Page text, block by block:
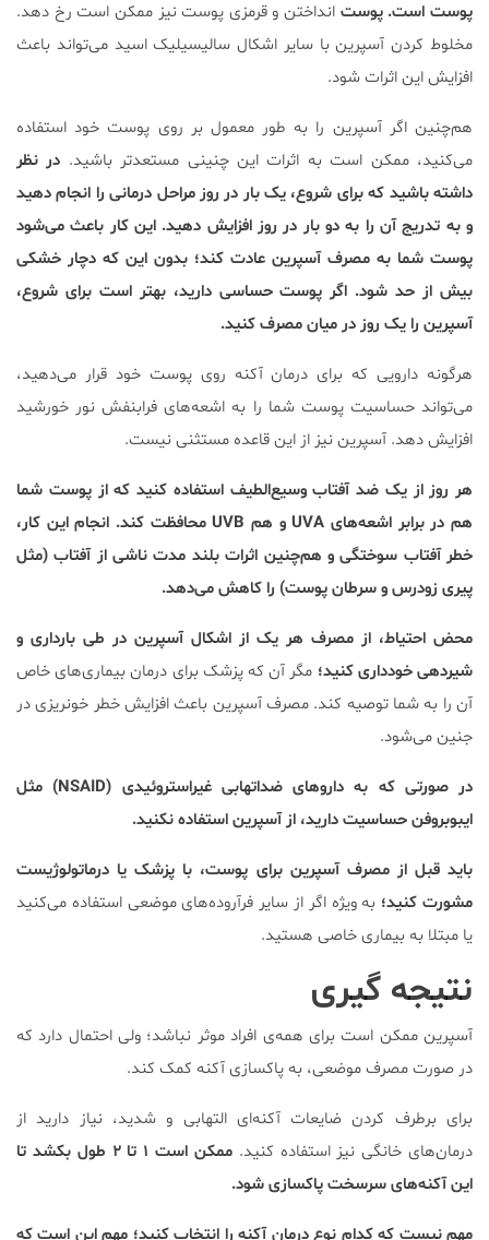
پوست است. پوست انداختن و قرمزی پوست نیز ممکن است رخ دهد.
مخلوط کردن آسپرین با سایر اشکال سالیسیلیک اسید می‌تواند باعث
افزایش این اثرات شود.
هم‌چنین اگر آسپرین را به طور معمول بر روی پوست خود استفاده
می‌کنید، ممکن است به اثرات این چنینی مستعدتر باشید. در نظر
داشته باشید که برای شروع، یک بار در روز مراحل درمانی را انجام دهید
و به تدریج آن را به دو بار در روز افزایش دهید. این کار باعث می‌شود
پوست شما به مصرف آسپرین عادت کند؛ بدون این که دچار خشکی
بیش از حد شود. اگر پوست حساسی دارید، بهتر است برای شروع،
آسپرین را یک روز در میان مصرف کنید.
هرگونه دارویی که برای درمان آکنه روی پوست خود قرار می‌دهید،
می‌تواند حساسیت پوست شما را به اشعه‌های فرابنفش نور خورشید
افزایش دهد. آسپرین نیز از این قاعده مستثنی نیست.
هر روز از یک ضد آفتاب وسیع‌الطیف استفاده کنید که از پوست شما
هم در برابر اشعه‌های UVA و هم UVB محافظت کند. انجام این کار،
خطر آفتاب سوختگی و هم‌چنین اثرات بلند مدت ناشی از آفتاب (مثل
پیری زودرس و سرطان پوست) را کاهش می‌دهد.
محض احتیاط، از مصرف هر یک از اشکال آسپرین در طی بارداری و
شیردهی خودداری کنید؛ مگر آن که پزشک برای درمان بیماری‌های خاص
آن را به شما توصیه کند. مصرف آسپرین باعث افزایش خطر خونریزی در
جنین می‌شود.
در صورتی که به داروهای ضداتهابی غیراستروئیدی (NSAID) مثل
ایبوبروفن حساسیت دارید، از آسپرین استفاده نکنید.
باید قبل از مصرف آسپرین برای پوست، با پزشک یا درماتولوژیست
مشورت کنید؛ به ویژه اگر از سایر فرآروده‌های موضعی استفاده می‌کنید
یا مبتلا به بیماری خاصی هستید.
نتیجه گیری
آسپرین ممکن است برای همه‌ی افراد موثر نباشد؛ ولی احتمال دارد که
در صورت مصرف موضعی، به پاکسازی آکنه کمک کند.
برای برطرف کردن ضایعات آکنه‌ای التهابی و شدید، نیاز دارید از
درمان‌های خانگی نیز استفاده کنید.
ممکن است ۱ تا ۲ طول بکشد تا
این آکنه‌های سرسخت پاکسازی شود.